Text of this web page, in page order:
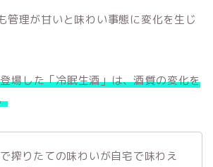
管理が甘いと味わい事態に変化を生じ
場した「冷眠生酒」は、酒質の変化を
搾りたての味わいが自宅で味わえ